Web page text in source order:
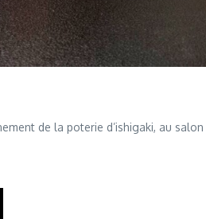
de la poterie d’ishigaki, au